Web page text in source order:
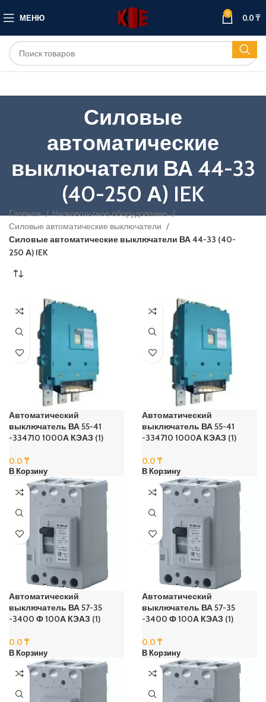
МЕНЮ 0 0.0₸
Силовые
автоматические
выключатели ВА 44-33
(40-250 А) IEK
Главная
Низковольтное оборудование
Силовые автоматические выключатели
Силовые автоматические выключатели ВА 44-33 (40-
250 А) IEK
Автоматический
выключатель ВА 55-41
-334710 1000А КЭАЗ (1)
0.0 ₸
В Корзину
Автоматический
выключатель ВА 55-41
-334710 1000А КЭАЗ (1)
0.0 ₸
В Корзину
Автоматический
выключатель ВА 57-35
-3400 Ф 100А КЭАЗ (1)
0.0 ₸
В Корзину
Автоматический
выключатель ВА 57-35
-3400 Ф 100А КЭАЗ (1)
0.0 ₸
В Корзину